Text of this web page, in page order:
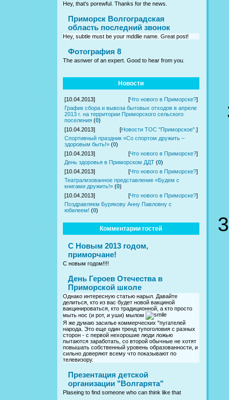
Hey, that's porewful. Thanks for the news.
Приморск Волгоградская
область последний звонок
Hey, subtle must be your mddlie name. Great post!
Фотография 8
The asnwer of an expert. Good to hear from you.
Новости
[10.04.2013] [Что нового в Приморске?]
График сбора и вывоза бытовых отходов в апреле
2013 г. на территории Приморского сельского
поселения (0)
[10.04.2013]
[Новости ТОС "Приморское". ]
Спортивный праздник «Со спортом дружить –
здоровым быть!» (0)
[10.04.2013]
[Что нового в Приморске?]
День здоровья в Приморском ДДТ (0)
[10.04.2013]
[Что нового в Приморске?]
Театрализованное представление «Будем с
книгами дружить!» (0)
[10.04.2013]
[Что нового в Приморске?]
Поздравляем Бурякову Анну Павловну с
юбилеем! (0)
Комментарии гостей
С Новым 2013 годом,
приморчане!
С новым годом!!!!
День Героев Отечества в
Приморской школе
Однако интересную статью нарыл. Давайте
делиться, кто из вас будет новой вакциной
вакцинироваться, кто традиционной, а кто просто
мыть нос (и рот, и уши) мылом
Я же думаю засилье коммерческих "пугателей
народа. Это еще один тренд тупоголовия с разных
сторон - с первой нехорошие люди ложью
пытаются заработать, со второй обычные не хотят
повышать собственный уровень образованности, и
сильно доверяют всему что показывают по
телевизору.
Презентация детской
организации "Волгарята"
Plaseing to find someone who can think like that